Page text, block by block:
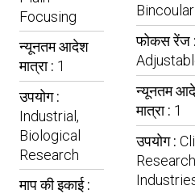
Focusing
न्यूनतम आदेश
मात्रा : 1
उपयोग :
Industrial,
Biological
Research
माप की इकाई :
Bincoular
फोकस रेंज
न्यूनतम
मात्रा : 1
उपयोग :